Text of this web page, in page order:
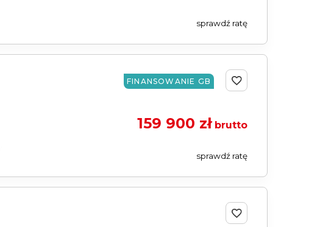
sprawdź ratę
FINANSOWANIE GB
159 900 złbrutto
sprawdź ratę